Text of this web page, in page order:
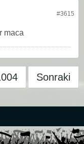
#3615
maca
Sonraki